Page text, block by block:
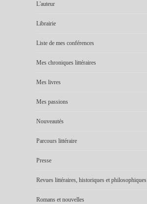
L'auteur
Librairie
Liste de mes conférences
Mes chroniques littéraires
Mes livres
Mes passions
Nouveautés
Parcours littéraire
Presse
Revues littéraires, historiques et philosophiques
Romans et nouvelles